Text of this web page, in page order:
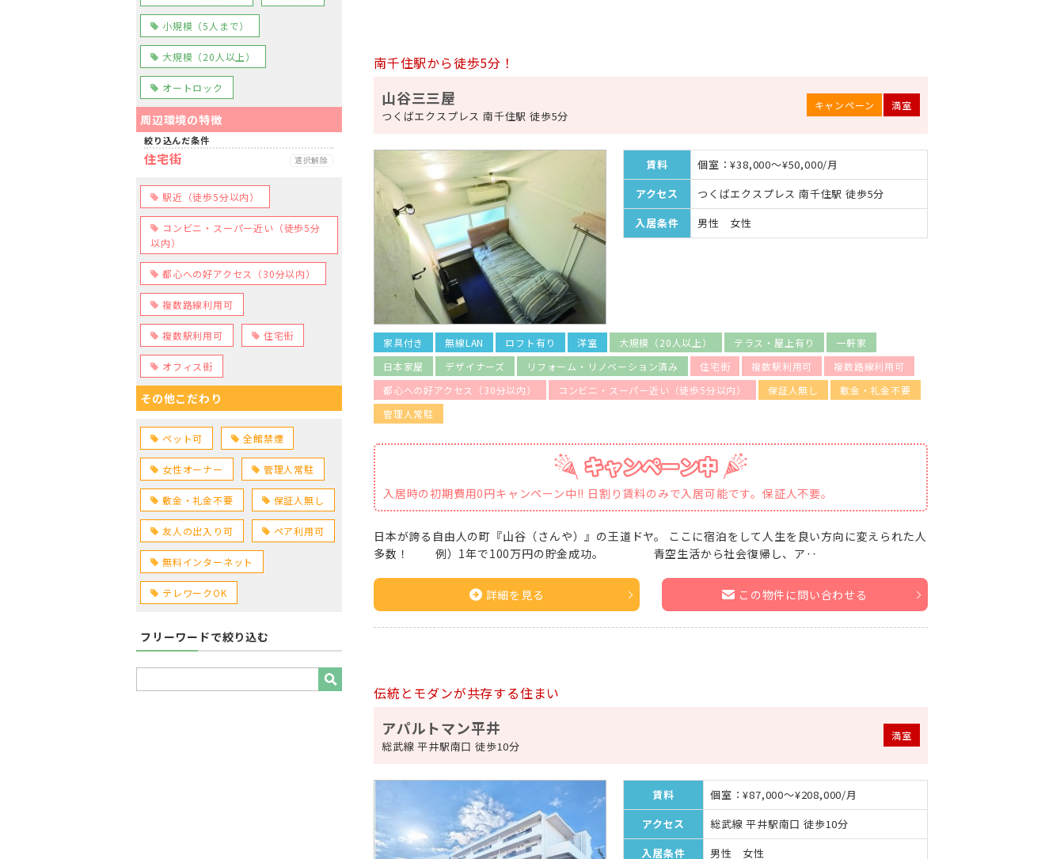
小規模（5人まで）
大規模（20人以上）
オートロック
周辺環境の特徴
絞り込んだ条件
住宅街 選択解除
駅近（徒歩5分以内）
コンビニ・スーパー近い（徒歩5分
以内）
都心への好アクセス（30分以内）
複数路線利用可
複数駅利用可 住宅街
オフィス街
その他こだわり
ペット可 全館禁煙
女性オーナー 管理人常駐
敷金・礼金不要 保証人無し
友人の出入り可 ペア利用可
無料インターネット
テレワークOK
フリーワードで絞り込む
南千住駅から徒歩5分！
山谷三三屋
つくばエクスプレス 南千住駅 徒歩5分
キャンペーン 満室
賃料
個室：¥38,000～¥50,000/月
アクセス
つくばエクスプレス 南千住駅 徒歩5分
入居条件
男性 女性
家具付き 無線LAN ロフト有り 洋室 大規模（20人以上） テラス・屋上有り
一軒家
日本家屋
デザイナーズ リフォーム・リノベーション済み 住宅街 複数駅利用可
複数路線利用可
都心への好アクセス（30分以内）
コンビニ・スーパー近い（徒歩5分以内） 保証人無し
敷金・礼金不要
管理人常駐
入居時の初期費用0円キャンペーン中!! 日割り賃料のみで入居可能です。保証人不要。
日本が誇る自由人の町『山谷（さんや）』の王道ドヤ。 ここに宿泊をして人生を良い方向に変えられた人
多数！ 例）1年で100万円の貯金成功。 青空生活から社会復帰し、ア‥
詳細を見る この物件に問い合わせる
伝統とモダンが共存する住まい
アパルトマン平井
総武線 平井駅南口 徒歩10分
満室
賃料
個室：¥87,000～¥208,000/月
アクセス
総武線 平井駅南口 徒歩10分
入居条件
男性 女性